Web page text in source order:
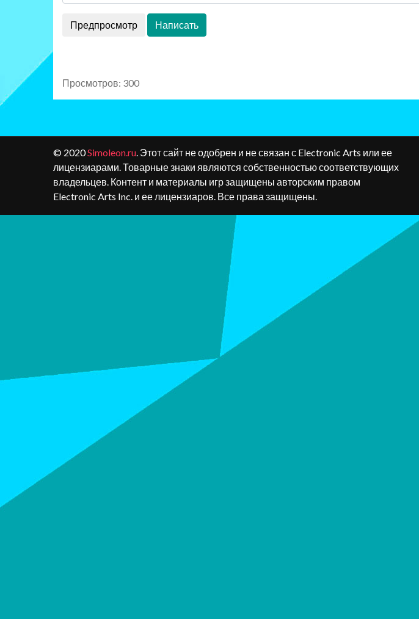
Просмотров: 300
© 2020Simoleon.ru. Этот сайт не одобрен и не связан с Electronic Arts или ее
лицензиарами. Товарные знаки являются собственностью соответствующих
владельцев. Контент и материалы игр защищены авторским правом
Electronic Arts Inc. и ее лицензиаров. Все права защищены.